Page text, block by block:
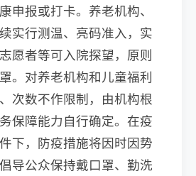
申报或打卡。养老机构、
实行测温、亮码准入，实
愿者等可入院探望，原则
。对养老机构和儿童福利
次数不作限制，由机构根
保障能力自行确定。在疫
下，防疫措施将因时因势
导公众保持戴口罩、勤洗